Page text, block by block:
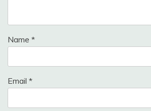
Name *
Email *